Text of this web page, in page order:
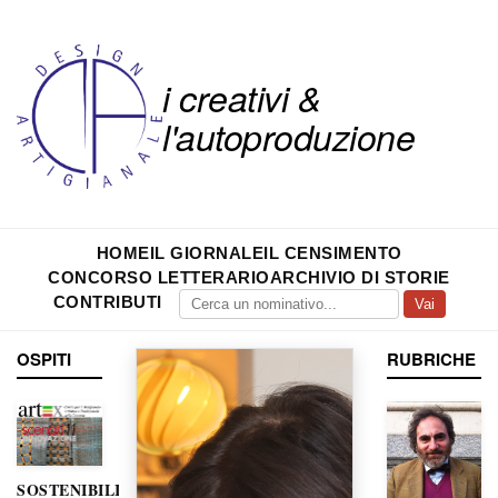
i creativi &
l'autoproduzione
HOMEIL GIORNALEIL CENSIMENTO
CONCORSO LETTERARIOARCHIVIO DI STORIE
CONTRIBUTI
Vai
OSPITI
SOSTENIBILITÀ
RUBRICHE